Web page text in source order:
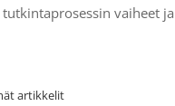
vaiheet
artikkelit